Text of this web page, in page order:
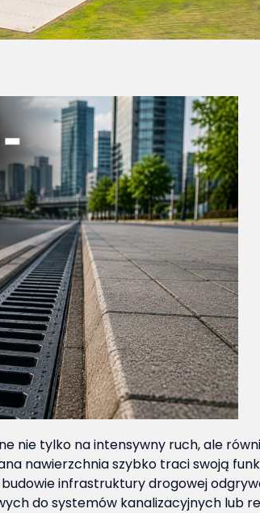
nie tylko na intensywny ruch, ale
nawierzchnia szybko traci swoją
infrastruktury drogowej
do systemów kanalizacyjnych lub